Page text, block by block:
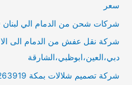
سعر
شركات شحن من الدمام الي لبنان 0561162260
دبي،العين،ابوظبي،الشارقة
شركة تصميم شلالات بمكة 0538263919 شلالات مودرن 2026